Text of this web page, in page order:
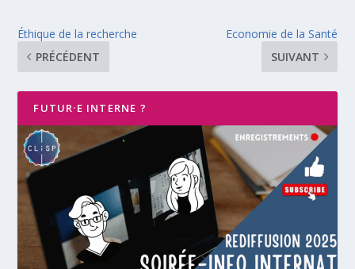
Éthique de la recherche
PRÉCÉDENT
Economie de la Santé
SUIVANT
FUTUR·E INTERNE ?